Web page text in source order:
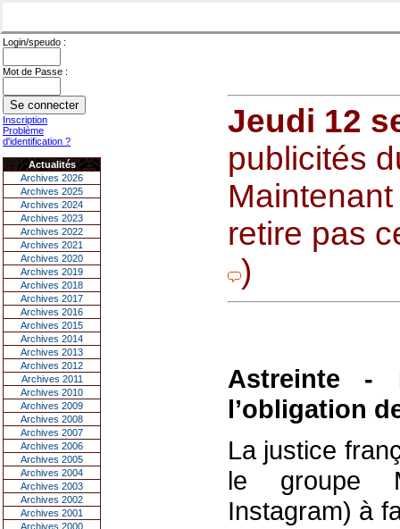
Login/speudo :
Mot de Passe :
Inscription
Problème
d'identification ?
Actualités
Archives 2026
Archives 2025
Archives 2024
Archives 2023
Archives 2022
Archives 2021
Archives 2020
Archives 2019
Archives 2018
Archives 2017
Archives 2016
Archives 2015
Archives 2014
Archives 2013
Archives 2012
Archives 2011
Archives 2010
Archives 2009
Archives 2008
Archives 2007
Archives 2006
Archives 2005
Archives 2004
Archives 2003
Archives 2002
Archives 2001
Archives 2000
Jeudi 12
publicités
retire pas
)
Astreinte -
l’obligation
La justice
le groupe
Instagram) à